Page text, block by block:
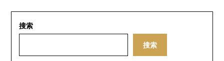
搜索
搜索